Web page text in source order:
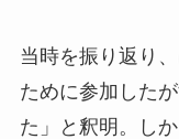
当時を振り返り
ために参加した
た」と釈明。し